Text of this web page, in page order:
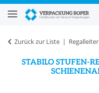
Zurück zur Liste Regalleiter
STABILO STUFEN-